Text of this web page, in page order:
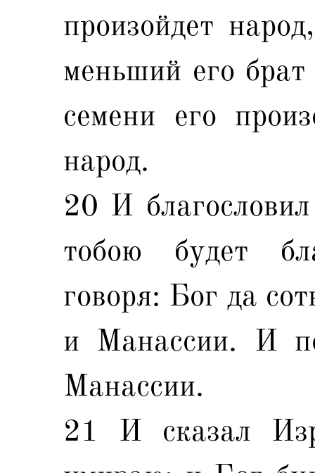
произойдет
меньший его
семени его
народ.
20 И
тобою будет
говоря: Бог да
и Манассии. И
Манассии.
21 И сказал